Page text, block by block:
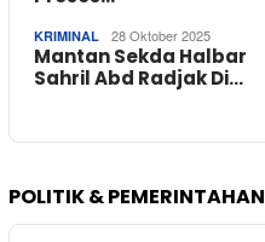
KRIMINAL 28 Oktober 2025
Mantan Sekda Halbar
Sahril Abd Radjak Di…
POLITIK & PEMERINTAHAN